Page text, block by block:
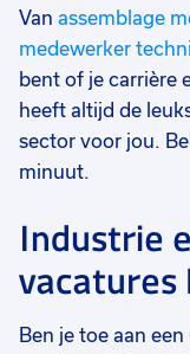
Van assemblage
medewerker
bent of je carrière
heeft altijd de
sector voor jou.
minuut.
Industrie
vacatures
Ben je toe aan